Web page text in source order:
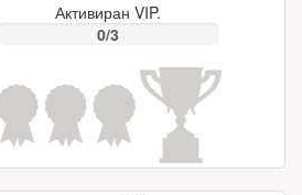
Активиран VIP.
0/3